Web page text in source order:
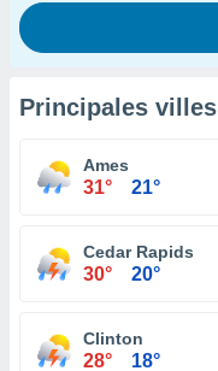
Principales villes
Ames
31° 21°
Cedar Rapids
30° 20°
Clinton
28° 18°